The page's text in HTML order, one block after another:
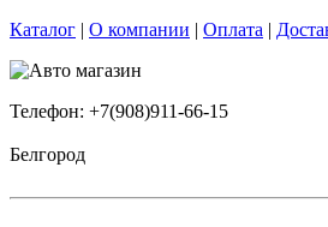
Каталог | О компании | Оплата |
Телефон: +7(908)911-66-15
Белгород